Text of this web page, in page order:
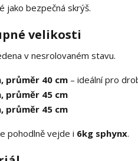
jako bezpečná skrýš.
velikosti
v nesrolovaném stavu.
průměr 40 cm – ideální pro
průměr 45 cm
průměr 45 cm
pohodlně vejde i 6kg sphynx.